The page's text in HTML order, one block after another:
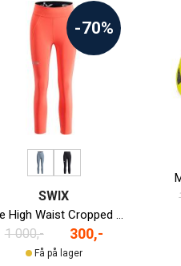
-70%
SWIX
Pace High Waist Cropped Løpetights Dame
1 000,- 300,-
Få på lager